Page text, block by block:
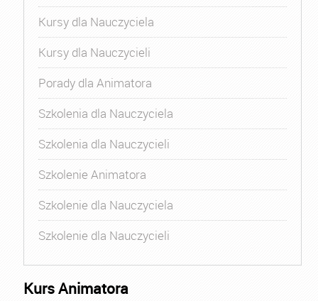
Kursy dla Nauczyciela
Kursy dla Nauczycieli
Porady dla Animatora
Szkolenia dla Nauczyciela
Szkolenia dla Nauczycieli
Szkolenie Animatora
Szkolenie dla Nauczyciela
Szkolenie dla Nauczycieli
Kurs Animatora